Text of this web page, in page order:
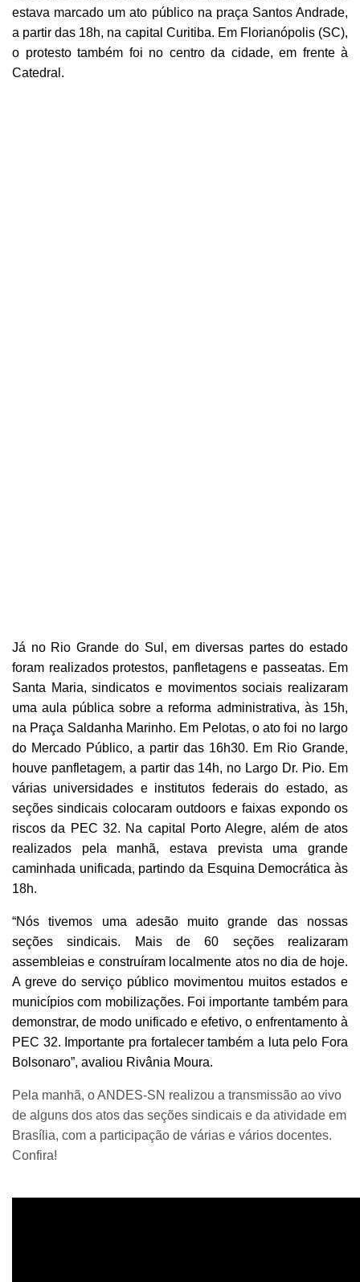
estava marcado um ato público na praça Santos Andrade,
a partir das 18h, na capital Curitiba. Em Florianópolis (SC),
o protesto também foi no centro da cidade, em frente à
Catedral.
Já no Rio Grande do Sul, em diversas partes do estado
foram realizados protestos, panfletagens e passeatas. Em
Santa Maria, sindicatos e movimentos sociais realizaram
uma aula pública sobre a reforma administrativa, às 15h,
na Praça Saldanha Marinho. Em Pelotas, o ato foi no largo
do Mercado Público, a partir das 16h30. Em Rio Grande,
houve panfletagem, a partir das 14h, no Largo Dr. Pio. Em
várias universidades e institutos federais do estado, as
seções sindicais colocaram outdoors e faixas expondo os
riscos da PEC 32. Na capital Porto Alegre, além de atos
realizados pela manhã, estava prevista uma grande
caminhada unificada, partindo da Esquina Democrática às
18h.
“Nós tivemos uma adesão muito grande das nossas
seções sindicais. Mais de 60 seções realizaram
assembleias e construíram localmente atos no dia de hoje.
A greve do serviço público movimentou muitos estados e
municípios com mobilizações. Foi importante também para
demonstrar, de modo unificado e efetivo, o enfrentamento à
PEC 32. Importante pra fortalecer também a luta pelo Fora
Bolsonaro”, avaliou Rivânia Moura.
Pela manhã, o ANDES-SN realizou a transmissão ao vivo
de alguns dos atos das seções sindicais e da atividade em
Brasília, com a participação de várias e vários docentes.
Confira!